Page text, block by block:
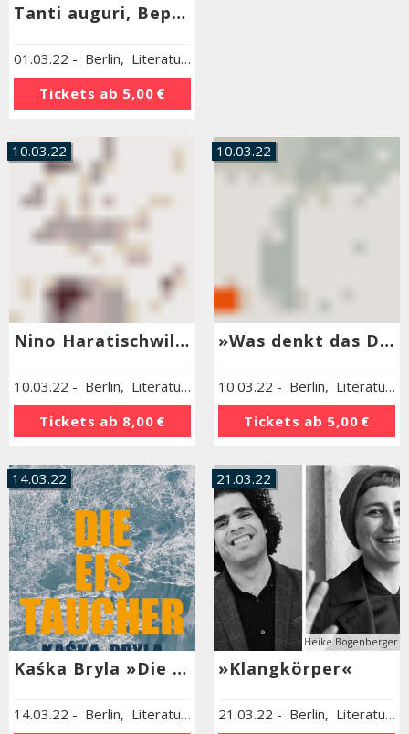
Tanti auguri, Beppe Fenoglio!
01.03.22 - Berlin, Literaturhaus Berlin
Tickets ab 5,00 €
10.03.22
»Was denkt das Denkmal? Eine Anthologie zur Denkmalkultur«
10.03.22 - Berlin, Literaturhaus Berlin
Tickets ab 5,00 €
10.03.22
Nino Haratischwili »Das mangelnde Licht«
10.03.22 - Berlin, Literaturhaus Berlin
Tickets ab 8,00 €
14.03.22
Kaśka Bryla »Die Eistaucher«
14.03.22 - Berlin, Literaturhaus Berlin
21.03.22
Heike Bogenberger
»Klangkörper«
21.03.22 - Berlin, Literaturhaus Berlin